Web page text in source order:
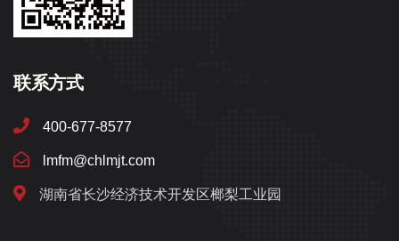
联系方式
400-677-8577
lmfm@chlmjt.com
湖南省长沙经济技术开发区榔梨工业园